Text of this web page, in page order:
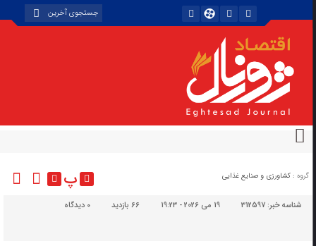
گروه : کشاورزی و صنایع غذایی پ
شناسه خبر:312597 19 می 2026 - 19:23 66 بازدید دیدگاه